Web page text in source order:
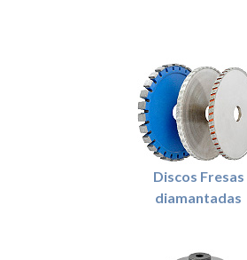
Discos Fresas
diamantadas